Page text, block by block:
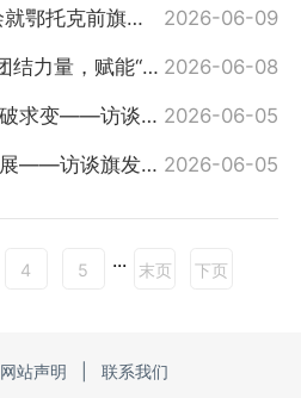
科技筑基 数智赋能 绘就鄂托克前旗发展新图景——访谈旗工信和科技局党组书记、局长戴艳龙 2026-06-09
深耕民族工作，凝聚团结力量，赋能“奋进鄂前旗”建设——访谈旗民族事务委员会党组书记、主... 2026-06-08
产业转型提质 攻坚突破求变——访谈旗敖勒召其镇党委书记薛照森 2026-06-05
蓄势新动能 实干促发展——访谈旗发展和改革委员会党组书记、主任贺希格吉雅 2026-06-05
4 5 ... 末页 下页
网站声明 联系我们